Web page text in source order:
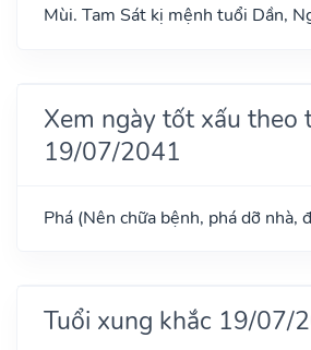
Mùi. Tam Sát kị mệnh tuổi Dần,
Xem ngày tốt xấu theo
19/07/2041
Phá (Nên chữa bệnh, phá dỡ nhà,
Tuổi xung khắc 19/07/